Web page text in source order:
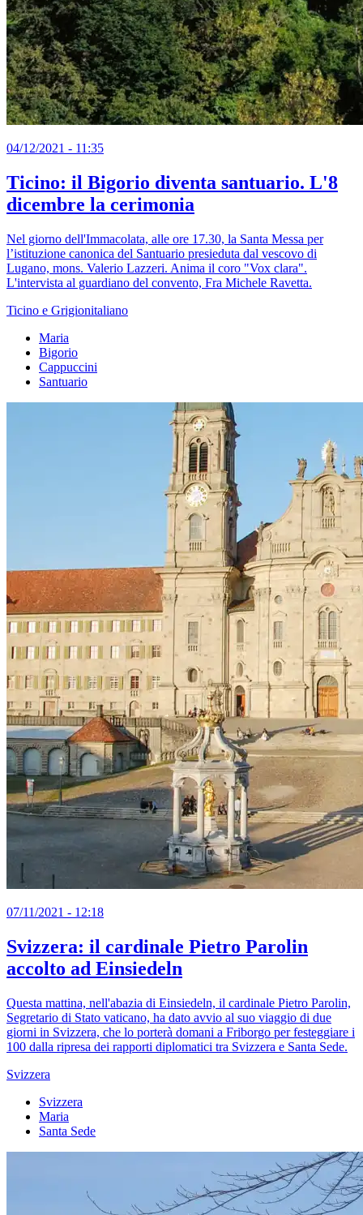
04/12/2021 - 11:35
Ticino: il Bigorio diventa santuario. L'8
dicembre la cerimonia
Nel giorno dell'Immacolata, alle ore 17.30, la Santa Messa per
l’istituzione canonica del Santuario presieduta dal vescovo di
Lugano, mons. Valerio Lazzeri. Anima il coro "Vox clara".
L'intervista al guardiano del convento, Fra Michele Ravetta.
Ticino e Grigionitaliano
Maria
Bigorio
Cappuccini
Santuario
07/11/2021 - 12:18
Svizzera: il cardinale Pietro Parolin
accolto ad Einsiedeln
Questa mattina, nell'abazia di Einsiedeln, il cardinale Pietro Parolin,
Segretario di Stato vaticano, ha dato avvio al suo viaggio di due
giorni in Svizzera, che lo porterà domani a Friborgo per festeggiare i
100 dalla ripresa dei rapporti diplomatici tra Svizzera e Santa Sede.
Svizzera
Svizzera
Maria
Santa Sede